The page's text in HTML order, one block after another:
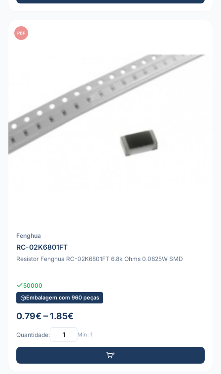
PDF
Fenghua
RC-02K6801FT
Resistor Fenghua RC-02K6801FT 6.8k Ohms 0.0625W SMD
50000
Embalagem com 960 peças
0.79€ – 1.85€
Quantidade: Mín: 1